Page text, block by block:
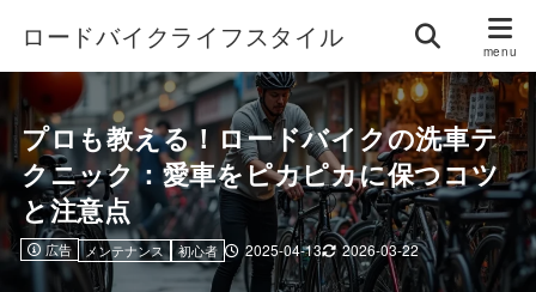
ロードバイクライフスタイル
プロも教える！ロードバイクの洗車テ
クニック：愛車をピカピカに保つコツ
と注意点
広告 2025-04-13 2026-03-22
メンテナンス 初心者